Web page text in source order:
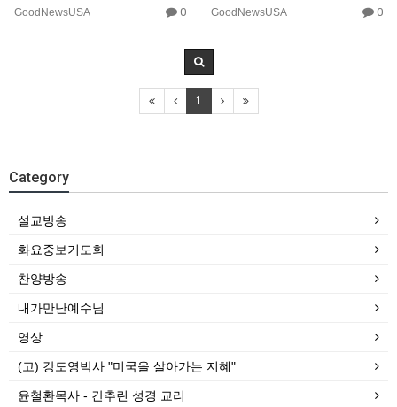
GoodNewsUSA 0 GoodNewsUSA 0
1
Category
설교방송
화요중보기도회
찬양방송
내가만난예수님
영상
(고) 강도영박사 "미국을 살아가는 지혜"
윤철환목사 - 간추린 성경 교리